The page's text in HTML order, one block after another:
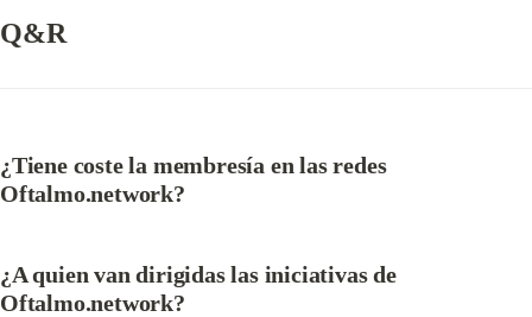
Q&R
¿Tiene coste la membresía en las redes
Oftalmo.network?
¿A quien van dirigidas las iniciativas de
Oftalmo.network?